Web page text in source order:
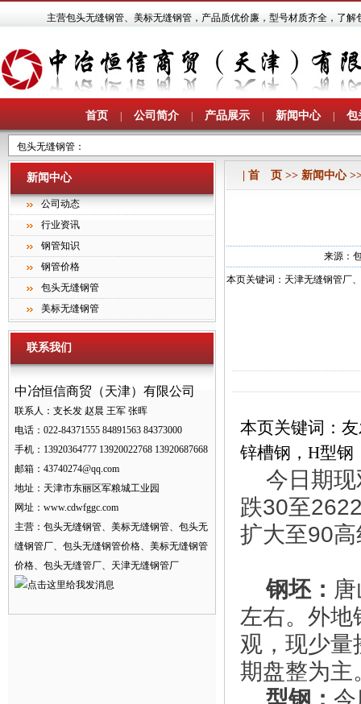
主营包头无缝钢管、 美标无缝钢管 ，产品质优价廉，型号材质齐全，了解
首页 公司简介 产品展示 新闻中心| 包
包头无缝钢管 ：
新闻中心
公司动态
行业资讯
钢管知识
钢管价格
包头无缝钢管
美标无缝钢管
联系我们
中冶恒信商贸（天津）有限公司
联系人：支长发 赵晨 王军 张晖
电话：022-84371555 84891563 84373000
手机：13920364777 13920022768 13920687668
邮箱： 43740274@qq.com
地址：天津市东丽区军粮城工业园
网址： www.cdwfggc.com
主营：包头无缝钢管、美标无缝钢管、包头无
缝钢管厂、包头无缝钢管价格、美标无缝钢管
价格、包头无缝管厂、天津无缝钢管厂
| 首 页 >> 新闻中心
来源：
本页关键词：天津无缝钢管厂
本页关键词：
锌槽钢，H型钢
今日期
跌30至
扩大至90
钢坯：
左右。外地
观，现少量
期盘整为
型钢：